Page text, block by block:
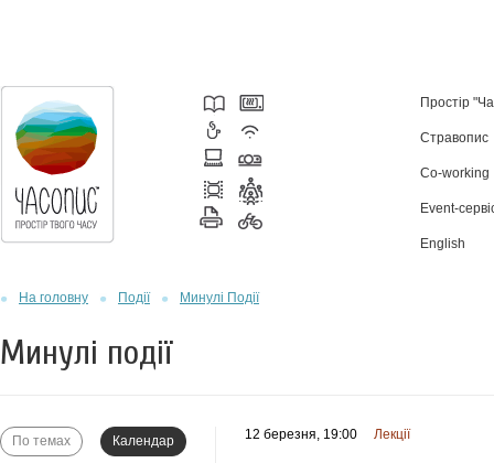
Простір
Стравопис
Co-working
Event-
English
На головну Події Минулі Події
Минулі події
По темах Календар 12 березня, 19:00 Лекції